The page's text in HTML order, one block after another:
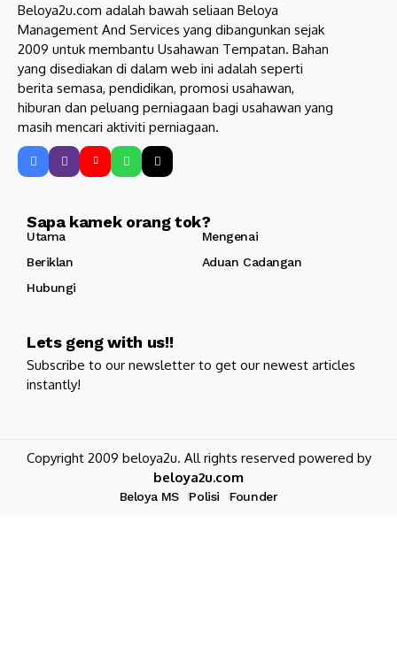
Beloya2u.com adalah bawah seliaan Beloya
Management And Services yang dibangunkan sejak
2009 untuk membantu Usahawan Tempatan. Bahan
yang disediakan di dalam web ini adalah seperti
berita semasa, pendidikan, promosi usahawan,
hiburan dan peluang perniagaan bagi usahawan yang
masih mencari aktiviti perniagaan.
Sapa kamek orang tok?
Utama
Mengenai
Beriklan
Aduan Cadangan
Hubungi
Lets geng with us!!
Subscribe to our newsletter to get our newest articles
instantly!
Copyright 2009 beloya2u. All rights reserved powered by
beloya2u.com
Beloya MS Polisi Founder